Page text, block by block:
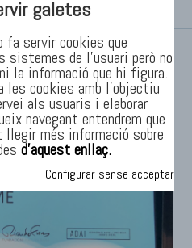
galetes
fa servir cookies que
sistemes de l'usuari però no
la informació que hi figura.
cookies amb l'objectiu
als usuaris i elaborar
navegant entendrem que
més informació sobre
d’aquest enllaç.
Configurar sense acceptar